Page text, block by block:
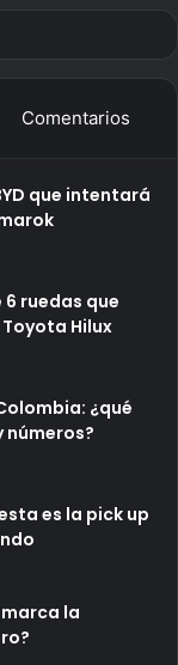
Comentarios
que intentará
6 ruedas que
Hilux
¿qué
es la pick up
la